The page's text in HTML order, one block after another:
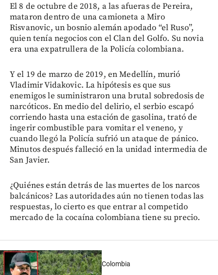
El 8 de octubre de 2018, a las afueras de Pereira,
mataron dentro de una camioneta a Miro
Risvanovic, un bosnio alemán apodado “el Ruso”,
quien tenía negocios con el Clan del Golfo. Su novia
era una expatrullera de la Policía colombiana.
Y el 19 de marzo de 2019, en Medellín, murió
Vladimir Vidakovic. La hipótesis es que sus
enemigos le suministraron una brutal sobredosis de
narcóticos. En medio del delirio, el serbio escapó
corriendo hasta una estación de gasolina, trató de
ingerir combustible para vomitar el veneno, y
cuando llegó la Policía sufrió un ataque de pánico.
Minutos después falleció en la unidad intermedia de
San Javier.
¿Quiénes están detrás de las muertes de los narcos
balcánicos? Las autoridades aún no tienen todas las
respuestas, lo cierto es que entrar al competido
mercado de la cocaína colombiana tiene su precio.
Colombia